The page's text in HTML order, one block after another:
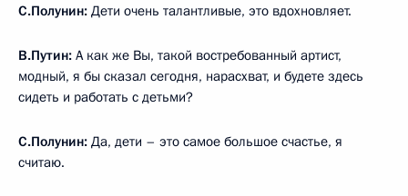
С.Полунин: Дети очень талантливые, это вдохновляет.
В.Путин: А как же Вы, такой востребованный артист,
модный, я бы сказал сегодня, нарасхват, и будете здесь
сидеть и работать с детьми?
С.Полунин: Да, дети – это самое большое счастье, я
считаю.